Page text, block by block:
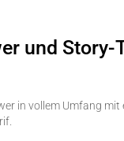
und Story-
in vollem Umfang mit